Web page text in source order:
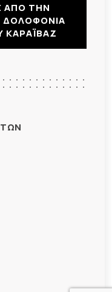
ΑΠΟ ΤΗΝ
ΔΟΛΟΦΟΝΙΑ
ΚΑΡΑΪΒΑΖ